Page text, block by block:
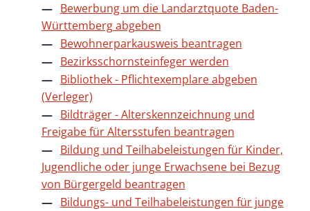
Bewerbung um die Landarztquote Baden-
Württemberg abgeben
Bewohnerparkausweis beantragen
Bezirksschornsteinfeger werden
Bibliothek - Pflichtexemplare abgeben
(Verleger)
Bildträger - Alterskennzeichnung und
Freigabe für Altersstufen beantragen
Bildung und Teilhabeleistungen für Kinder,
Jugendliche oder junge Erwachsene bei Bezug
von Bürgergeld beantragen
Bildungs- und Teilhabeleistungen für junge